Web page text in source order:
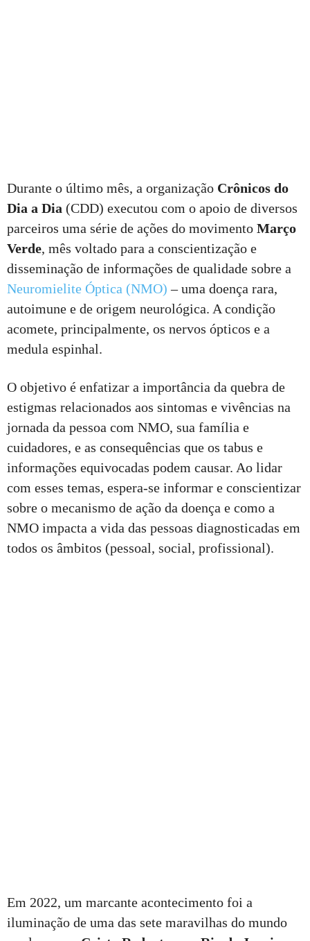
Durante o último mês, a organização Crônicos do
Dia a Dia (CDD) executou com o apoio de diversos
parceiros uma série de ações do movimento Março
Verde, mês voltado para a conscientização e
disseminação de informações de qualidade sobre a
Neuromielite Óptica (NMO) – uma doença rara,
autoimune e de origem neurológica. A condição
acomete, principalmente, os nervos ópticos e a
medula espinhal.
O objetivo é enfatizar a importância da quebra de
estigmas relacionados aos sintomas e vivências na
jornada da pessoa com NMO, sua família e
cuidadores, e as consequências que os tabus e
informações equivocadas podem causar. Ao lidar
com esses temas, espera-se informar e conscientizar
sobre o mecanismo de ação da doença e como a
NMO impacta a vida das pessoas diagnosticadas em
todos os âmbitos (pessoal, social, profissional).
Em 2022, um marcante acontecimento foi a
iluminação de uma das sete maravilhas do mundo